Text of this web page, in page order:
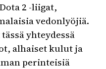
2 -liigat,
vedonlyöjiä.
yhteydessä
alhaiset kulut ja
perinteisiä